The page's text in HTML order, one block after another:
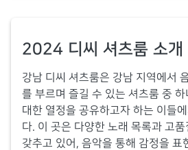
2024 디씨 셔츠룸 소개
강남 디씨 셔츠룸은 강남 지역에서
를 부르며 즐길 수 있는 셔츠룸 중 하
대한 열정을 공유하고자 하는 이들
다. 이 곳은 다양한 노래 목록과 고
갖추고 있어, 음악을 통해 감정을 표